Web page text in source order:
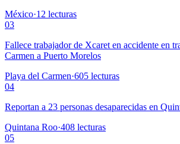
México·12 lecturas
03
Fallece trabajador de Xcaret en accidente en
Carmen a Puerto Morelos
Playa del Carmen·605 lecturas
04
Reportan a 23 personas desaparecidas en
Quintana Roo·408 lecturas
05